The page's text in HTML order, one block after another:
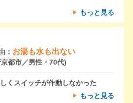
もっと見る
： お湯も水も出ない
都市／男性・70代)
くスイッチが作動しなかった
もっと見る